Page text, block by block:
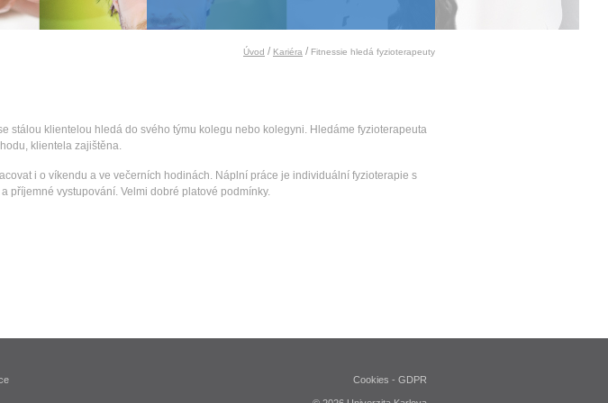
Úvod / Kariéra / Fitnessie hledá fyzioterapeuty
stálou klientelou hledá do svého týmu kolegu nebo kolegyni. Hledáme fyzioterapeuta
klientela zajištěna.
i o víkendu a ve večerních hodinách. Náplní práce je individuální fyzioterapie s
příjemné vystupování. Velmi dobré platové podmínky.
Cookies -GDPR